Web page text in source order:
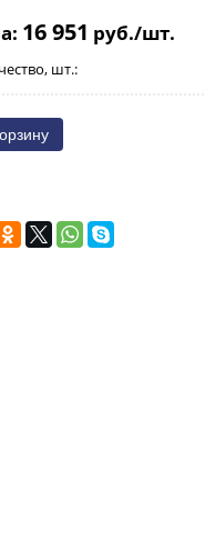
16 951 руб./шт.
шт.: